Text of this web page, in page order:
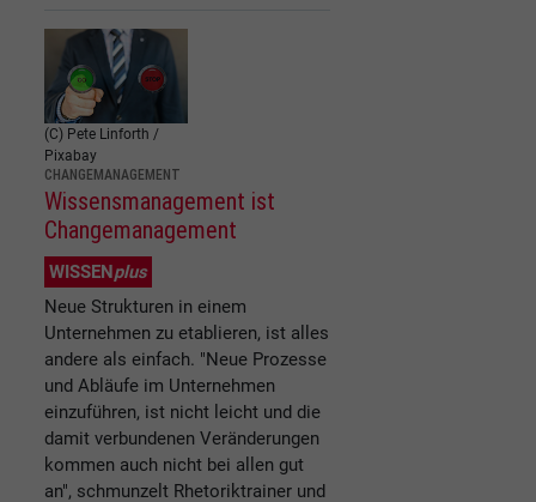
(C) Pete Linforth /
Pixabay
CHANGEMANAGEMENT
Wissensmanagement ist
Changemanagement
WISSEN plus
Neue Strukturen in einem
Unternehmen zu etablieren, ist alles
andere als einfach. "Neue Prozesse
und Abläufe im Unternehmen
einzuführen, ist nicht leicht und die
damit verbundenen Veränderungen
kommen auch nicht bei allen gut
an", schmunzelt Rhetoriktrainer und